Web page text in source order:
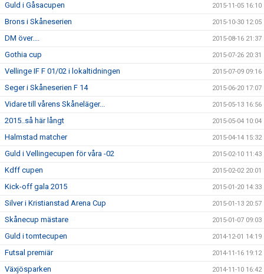
Guld i Gåsacupen 2015-11-05 16:10
Brons i Skåneserien 2015-10-30 12:05
DM över.... 2015-08-16 21:37
Gothia cup 2015-07-26 20:31
Vellinge IF F 01/02 i lokaltidningen 2015-07-09 09:16
Seger i Skåneserien F 14 2015-06-20 17:07
Vidare till vårens Skåneläger... 2015-05-13 16:56
2015..så här långt 2015-05-04 10:04
Halmstad matcher 2015-04-14 15:32
Guld i Vellingecupen för våra -02 2015-02-10 11:43
Kdff cupen 2015-02-02 20:01
Kick-off gala 2015 2015-01-20 14:33
Silver i Kristianstad Arena Cup 2015-01-13 20:57
Skånecup mästare 2015-01-07 09:03
Guld i tomtecupen 2014-12-01 14:19
Futsal premiär 2014-11-16 19:12
Växjösparken 2014-11-10 16:42